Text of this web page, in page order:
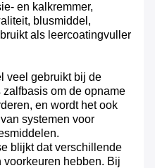
en kalkremmer,
blusmiddel,
als leercoatingvuller
veel gebruikt bij de
om de opname
en wordt het ook
systemen voor
blijkt dat verschillende
hebben. Bij